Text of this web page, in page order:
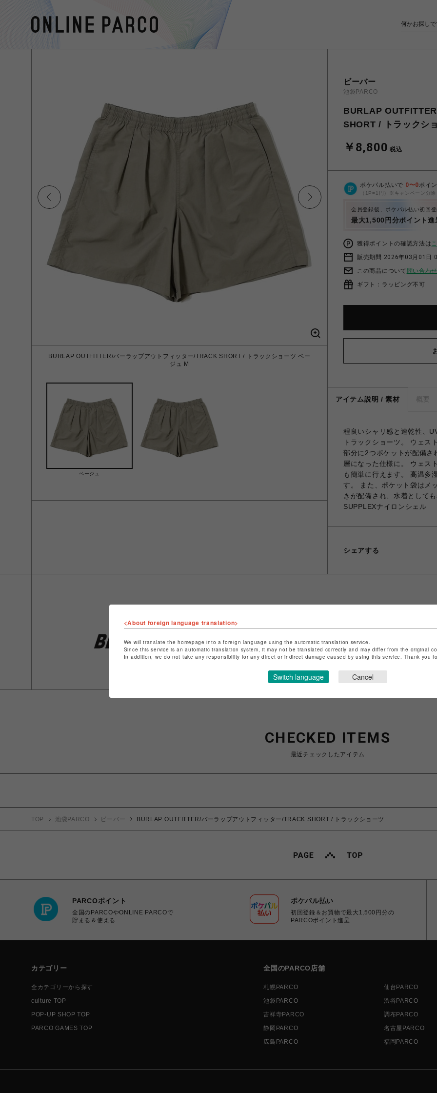
BURLAP OUTFITTER/バーラップアウトフィッター/TRACK SHORT / トラックショーツ ベー
ジュ M
ベージュ
ビーバー
池袋PARCO
BURLAP
SHORT / トラックシ
￥8,800 税込
ポケパル払いで 0〜0ポイ
（1P=1円）※キャンペーン分除
会員登録後、ポケパル払い初回
最大1,500円分ポイント進
獲得ポイントの確認方法は
販売期間 2026年03月01日
この商品について 問い合わ
ギフト：ラッピング不可
アイテム説明 / 素材 概要
程良いシャリ感と速乾性、
トラックショーツ。 ウェス
部分に2つポケットが配備さ
層になった仕様に。 ウェス
も簡単に行えます。 高温多
す。 また、ポケット袋はメ
きが配備され、水着として
SUPPLEXナイロンシェル
シェアする
特定商取引法など法令に基づく表記はこちら
CHECKED ITEMS
最近チェックしたアイテム
TOP 池袋PARCO ビーバー BURLAP OUTFITTER/バーラップアウトフィッター/TRACK SHORT / トラックショーツ
PARCOポイント
全国のPARCOやONLINE PARCOで
貯まる＆使える
ポケパル払い
初回登録＆お買物で最大1,500円分の
PARCOポイント進呈
カテゴリー
全カテゴリーから探す
culture TOP
POP-UP SHOP TOP
PARCO GAMES TOP
全国のPARCO店舗
札幌PARCO 仙台PARCO
池袋PARCO
渋谷PARCO
吉祥寺PARCO
調布PARCO
静岡PARCO
名古屋PARCO
広島PARCO
福岡PARCO
<About foreign language translation>
We will translate the homepage into a foreign language using the automatic translation service.
Since this service is an automatic translation system, it may not be translated correctly and may differ from the original
In addition, we do not take any responsibility for any direct or indirect damage caused by using this service. Thank you
Switch language Cancel